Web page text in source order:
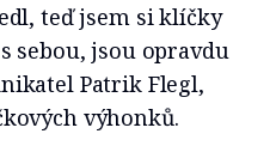
teď jsem si klíčky
sebou, jsou opravdu
Patrik Flegl,
výhonků.